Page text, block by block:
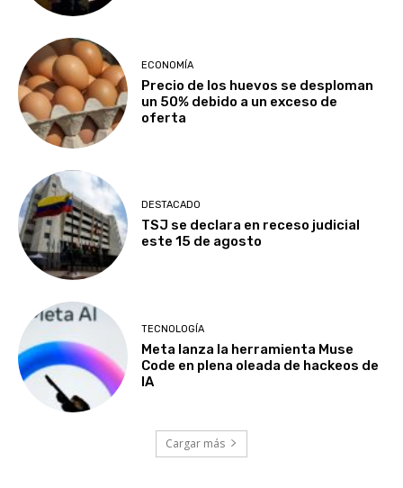
ECONOMÍA
Precio de los huevos se desploman
un 50% debido a un exceso de
oferta
DESTACADO
TSJ se declara en receso judicial
este 15 de agosto
TECNOLOGÍA
Meta lanza la herramienta Muse
Code en plena oleada de hackeos de
IA
Cargar más